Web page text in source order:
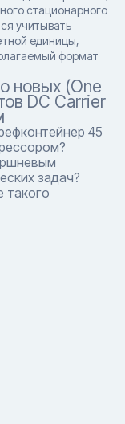
стационарного
учитывать
единицы,
формат
новых (One
DC Carrier
45
задач?
такого